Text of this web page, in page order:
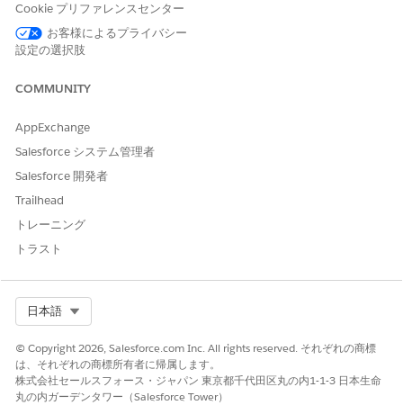
Automotive Cloud では、次のオブジェクトの作業を転送できま
す。
申込フォーム商品
この記事で問題は解決されましたか?
Cookie プリファレンスセンター
お客様によるプライバシー
設定の選択肢
COMMUNITY
AppExchange
Salesforce システム管理者
Salesforce 開発者
Trailhead
トレーニング
トラスト
日本語
© Copyright 2026, Salesforce.com Inc. All rights reserved. それぞれの商標
は、それぞれの商標所有者に帰属します。
株式会社セールスフォース・ジャパン 東京都千代田区丸の内1-1-3 日本生命
丸の内ガーデンタワー（Salesforce Tower）